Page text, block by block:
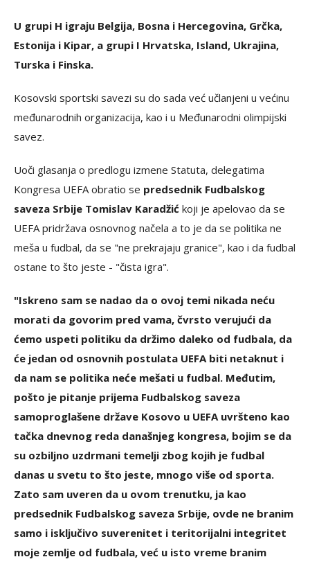
U grupi H igraju Belgija, Bosna i Hercegovina, Grčka,
Estonija i Kipar, a grupi I Hrvatska, Island, Ukrajina,
Turska i Finska.
Kosovski sportski savezi su do sada već učlanjeni u većinu
međunarodnih organizacija, kao i u Međunarodni olimpijski
savez.
Uoči glasanja o predlogu izmene Statuta, delegatima
Kongresa UEFA obratio se predsednik Fudbalskog
saveza Srbije Tomislav Karadžić koji je apelovao da se
UEFA pridržava osnovnog načela a to je da se politika ne
meša u fudbal, da se "ne prekrajaju granice", kao i da fudbal
ostane to što jeste - "čista igra".
"Iskreno sam se nadao da o ovoj temi nikada neću
morati da govorim pred vama, čvrsto verujući da
ćemo uspeti politiku da držimo daleko od fudbala, da
će jedan od osnovnih postulata UEFA biti netaknut i
da nam se politika neće mešati u fudbal. Međutim,
pošto je pitanje prijema Fudbalskog saveza
samoproglašene države Kosovo u UEFA uvršteno kao
tačka dnevnog reda današnjeg kongresa, bojim se da
su ozbiljno uzdrmani temelji zbog kojih je fudbal
danas u svetu to što jeste, mnogo više od sporta.
Zato sam uveren da u ovom trenutku, ja kao
predsednik Fudbalskog saveza Srbije, ovde ne branim
samo i isključivo suverenitet i teritorijalni integritet
moje zemlje od fudbala, već u isto vreme branim